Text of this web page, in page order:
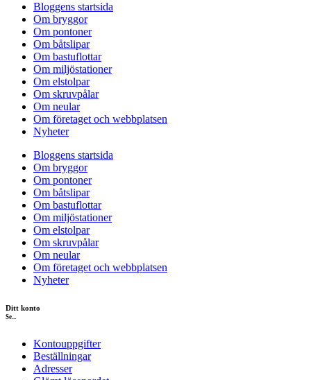
Bloggens startsida
Om bryggor
Om pontoner
Om båtslipar
Om bastuflottar
Om miljöstationer
Om elstolpar
Om skruvpålar
Om neular
Om företaget och webbplatsen
Nyheter
Bloggens startsida
Om bryggor
Om pontoner
Om båtslipar
Om bastuflottar
Om miljöstationer
Om elstolpar
Om skruvpålar
Om neular
Om företaget och webbplatsen
Nyheter
Ditt konto
Se...
Kontouppgifter
Beställningar
Adresser